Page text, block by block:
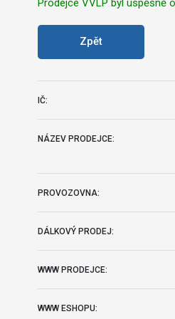
Zpět
IČ:
NÁZEV PRODEJCE:
PROVOZOVNA:
DÁLKOVÝ PRODEJ:
WWW PRODEJCE:
WWW ESHOPU: